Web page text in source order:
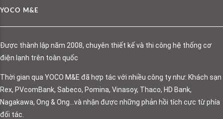
YOCO M&E
Được thành lập năm 2008, chuyên thiết kế và thi công hệ thống cơ
điện lạnh trên toàn quốc
Thời gian qua YOCO M&E đã hợp tác với nhiều công ty như: Khách sạn
Rex, PVcomBank, Sabeco, Pomina, Vinasoy, Thaco, HD Bank,
Nagakawa, Ong & Ong…và nhận được những phản hồi tích cực từ phía
đối tác.